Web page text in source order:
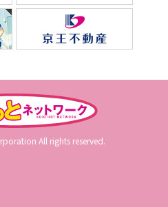
All rights reserved.